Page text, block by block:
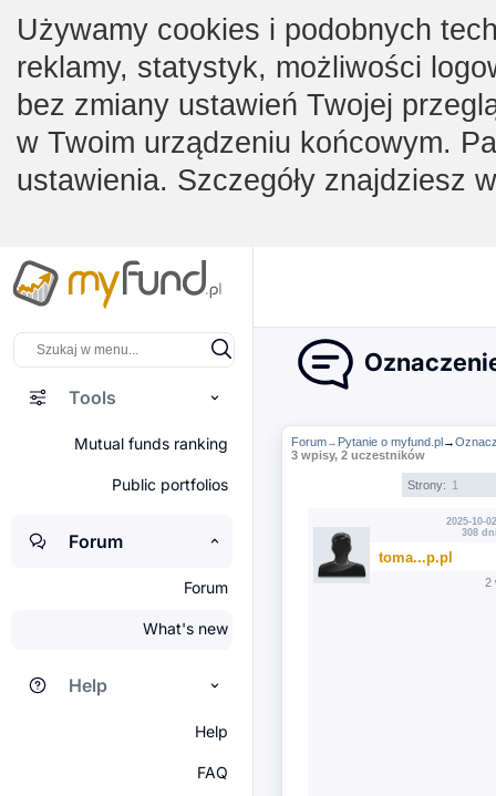
Używamy cookies i podobnych
reklamy, statystyk, możliwości
bez zmiany ustawień Twojej
w Twoim urządzeniu końcowym.
ustawienia. Szczegóły znajdziesz
Tools
Mutual funds ranking
Public portfolios
Forum
Forum
What's new
Help
Help
FAQ
Forum→ Pytanie o myfund.pl→
3 wpisy, 2 uczestników
Strony: 1
2025-10-
308
toma...p.pl
2